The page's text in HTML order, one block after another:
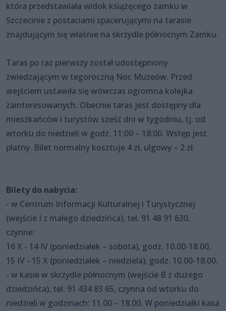
która przedstawiała widok książęcego zamku w
Szczecinie z postaciami spacerującymi na tarasie
znajdującym się właśnie na skrzydle północnym Zamku.
Taras po raz pierwszy został udostępniony
zwiedzającym w tegoroczną Noc Muzeów. Przed
wejściem ustawiła się wówczas ogromna kolejka
zainteresowanych. Obecnie taras jest dostępny dla
mieszkańców i turystów sześć dni w tygodniu, tj. od
wtorku do niedzieli w godz. 11:00 – 18:00. Wstęp jest
płatny. Bilet normalny kosztuje 4 zł, ulgowy – 2 zł.
Bilety do nabycia:
- w Centrum Informacji Kulturalnej i Turystycznej
(wejście I z małego dziedzińca), tel. 91 48 91 630,
czynne:
16 X - 14 IV (poniedziałek – sobota), godz. 10.00-18.00,
15 IV - 15 X (poniedziałek – niedziela), godz. 10.00-18.00.
- w kasie w skrzydle północnym (wejście B z dużego
dziedzińca), tel. 91 434 83 65, czynna od wtorku do
niedzieli w godzinach: 11.00 – 18.00. W poniedziałki kasa